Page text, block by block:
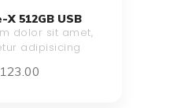
X 512GB USB
dolor sit amet,
adipisicing
123 .00